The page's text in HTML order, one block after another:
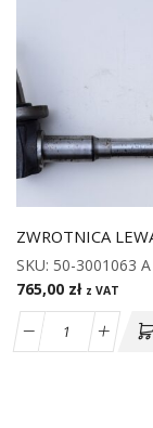
ZWROTNICA
SKU: 50-3001063 A
765,00 zł z VAT